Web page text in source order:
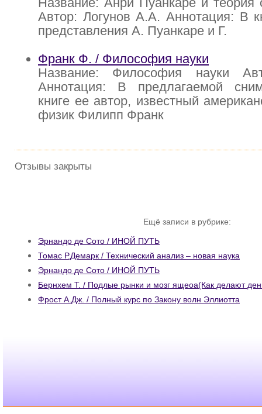
Автор: Логунов А.А. Аннотация: В
представления А. Пуанкаре и Г.
Франк Ф. / Философия науки
Название: Философия науки
Аннотация: В предлагаемой
книге ее автор, известный
физик Филипп Франк
Отзывы закрыты
Ещё записи в рубрике:
Эрнандо де Сото / ИНОЙ ПУТЬ
Томас Р.Демарк / Технический анализ – новая наука
Эрнандо де Сото / ИНОЙ ПУТЬ
Бернхем Т. / Подлые рынки и мозг ящеоа(Как делают
Фрост А.Дж. / Полный курс по Закону волн Эллиотта